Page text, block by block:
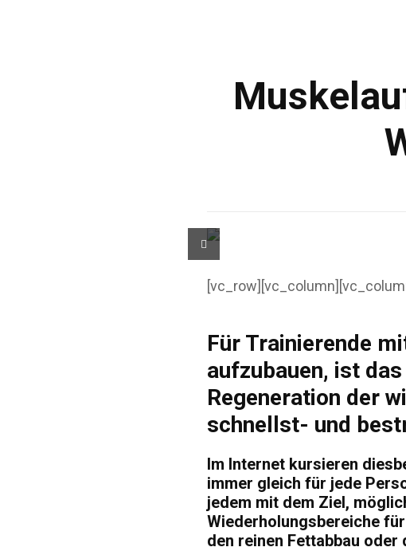
Für Trainierende
aufzubauen, ist
Regeneration der
schnellst- und
Im Internet kursieren
immer gleich für jede
jedem mit dem Ziel,
Wiederholungsbereiche
den reinen Fettabbau oder